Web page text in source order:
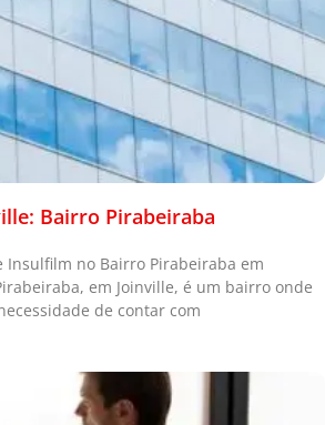
Bairro Pirabeiraba
Insulfilm no Bairro Pirabeiraba em
em Joinville, é um bairro onde
de contar com